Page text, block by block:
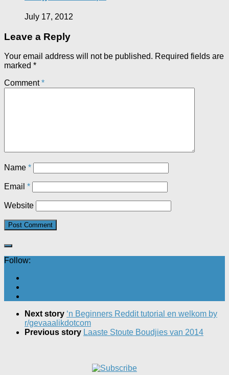
July 17, 2012
Leave a Reply
Your email address will not be published. Required fields are
marked *
Comment*
Name *
Email *
Website
Follow:
Next story ‘n Beginners Reddit tutorial en welkom by
r/gevaaalikdotcom
Previous story Laaste Stoute Boudjies van 2014